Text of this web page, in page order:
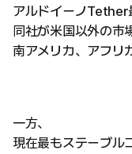
アルドイーノTether
同社が米国以外の市
南アメリカ、アフリ
一方、
現在最もステーブル